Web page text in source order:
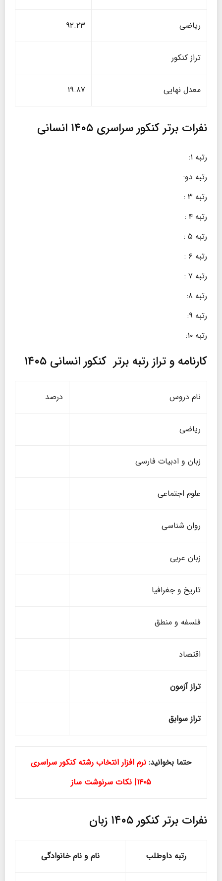
ریاضی ۹۲.۲۳
تراز کنکور
معدل نهایی ۱۹.۸۷
نفرات برتر کنکور سراسری ۱۴۰۵ انسانی
رتبه ۱:
رتبه دو:
رتبه ۳ :
رتبه ۴ :
رتبه ۵ :
رتبه ۶ :
رتبه ۷ :
رتبه ۸:
رتبه ۹:
رتبه ۱۰:
کارنامه و تراز رتبه برتر کنکور انسانی ۱۴۰۵
نام دروس درصد
ریاضی
زبان و ادبیات فارسی
علوم اجتماعی
روان شناسی
زبان عربی
تاریخ و جغرافیا
فلسفه و منطق
اقتصاد
تراز آزمون
تراز سوابق
حتما بخوانید: نرم افزار انتخاب رشته کنکور سراسری
۱۴۰۵| نکات سرنوشت ساز
نفرات برتر کنکور ۱۴۰۵ زبان
رتبه داوطلب نام و نام خانوادگی